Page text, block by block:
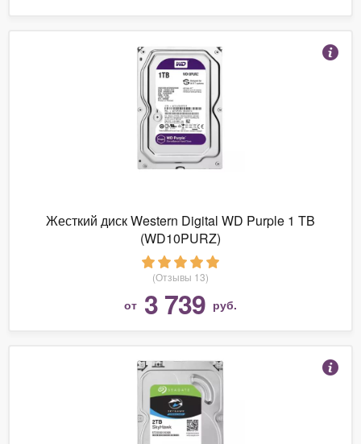
Жесткий диск Western Digital WD Purple 1 TB
(WD10PURZ)
(Отзывы 13)
от 3 739 руб.